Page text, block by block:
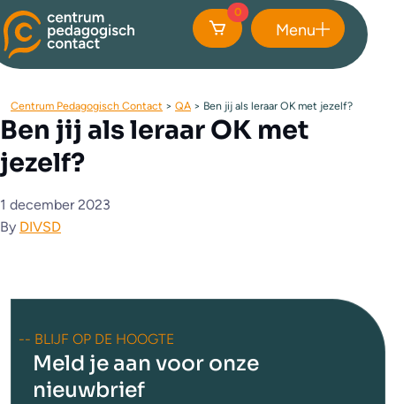
0
Menu
Centrum Pedagogisch Contact > QA > Ben jij als leraar OK met jezelf?
Ben jij als leraar OK met
jezelf?
1 december 2023
By DIVSD
-- BLIJF OP DE HOOGTE
Meld je aan voor onze
nieuwbrief